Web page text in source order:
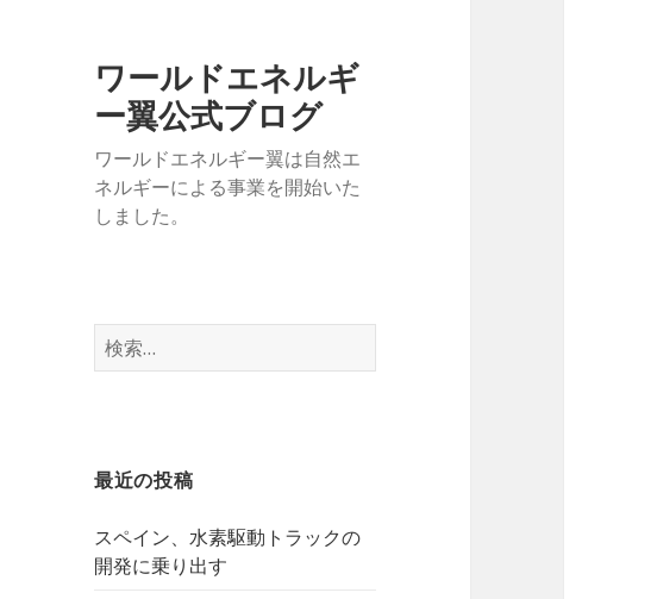
ワールドエネルギ
ー翼公式ブログ
ワールドエネルギー翼は自然エ
ネルギーによる事業を開始いた
しました。
検
索:
最近の投稿
スペイン、水素駆動トラックの
開発に乗り出す